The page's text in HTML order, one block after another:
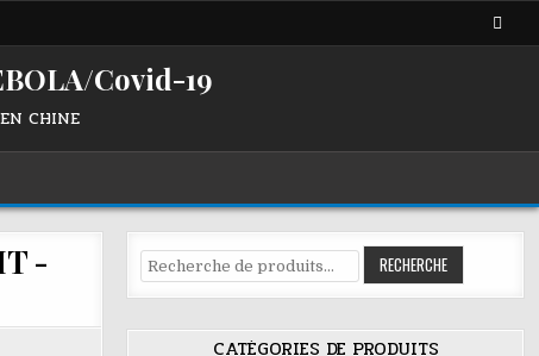
Covid-19
CHINE
-
Recherche
pour :
RECHERCHE
CATÉGORIES DE PRODUITS